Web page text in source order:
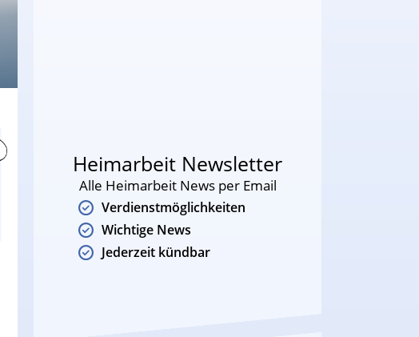
Heimarbeit Newsletter
Alle Heimarbeit News per Email
Verdienstmöglichkeiten
Wichtige News
Jederzeit kündbar